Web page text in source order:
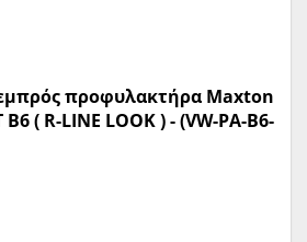
προφυλακτήρα Maxton
B6 ( R-LINE LOOK ) - (VW-PA-B6-